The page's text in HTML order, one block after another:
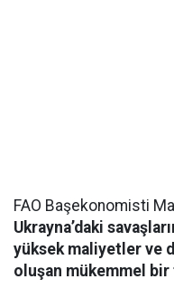
FAO Başekonomisti
Ukrayna’daki
yüksek maliyetler ve
oluşan mükemmel bir